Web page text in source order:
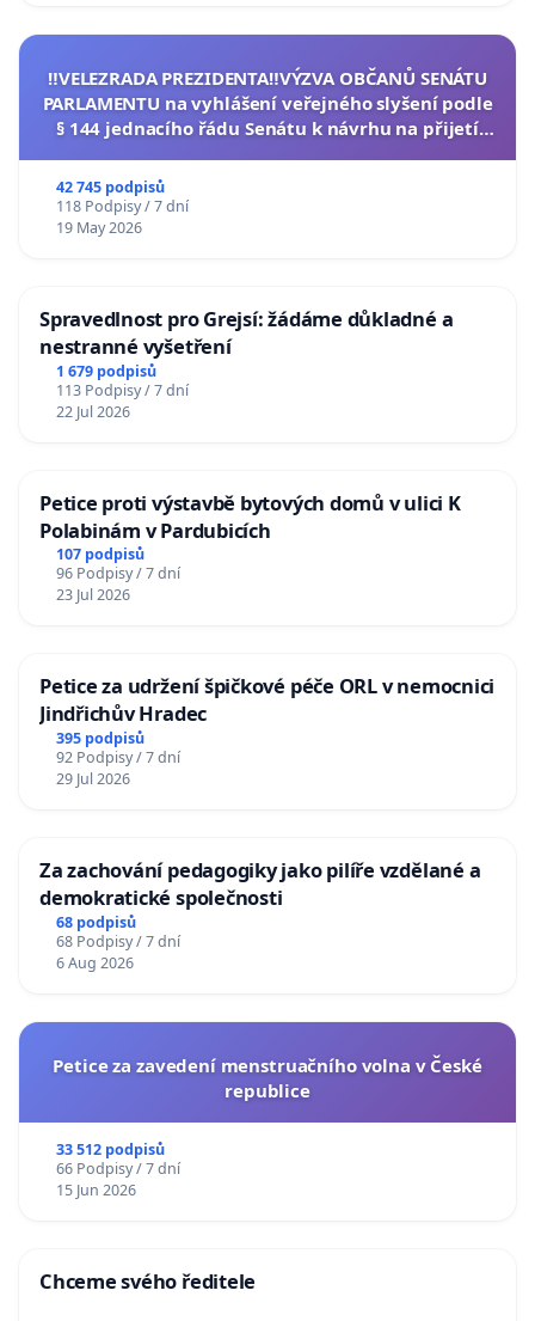
‼️VELEZRADA PREZIDENTA‼️VÝZVA OBČANŮ SENÁTU
PARLAMENTU na vyhlášení veřejného slyšení podle
§ 144 jednacího řádu Senátu k návrhu na přijetí
42 745 podpisů
118 Podpisy / 7 dní
19 May 2026
Spravedlnost pro Grejsí: žádáme důkladné a
nestranné vyšetření
1 679 podpisů
113 Podpisy / 7 dní
22 Jul 2026
Petice proti výstavbě bytových domů v ulici K
Polabinám v Pardubicích
107 podpisů
96 Podpisy / 7 dní
23 Jul 2026
Petice za udržení špičkové péče ORL v nemocnici
Jindřichův Hradec
395 podpisů
92 Podpisy / 7 dní
29 Jul 2026
Za zachování pedagogiky jako pilíře vzdělané a
demokratické společnosti
68 podpisů
68 Podpisy / 7 dní
6 Aug 2026
Petice za zavedení menstruačního volna v České
republice
33 512 podpisů
66 Podpisy / 7 dní
15 Jun 2026
Chceme svého ředitele